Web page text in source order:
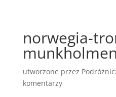
norwegia-
utworzone przez
komentarzy